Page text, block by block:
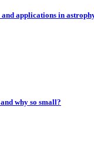
applications in
why so small?